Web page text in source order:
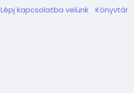
Lépj kapcsolatba velünk Könyvtár